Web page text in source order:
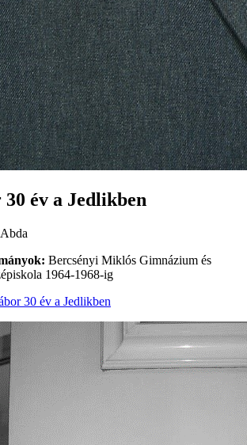
30 év a Jedlikben
Bercsényi Miklós Gimnázium és
1964-1968-ig
30 év a Jedlikben